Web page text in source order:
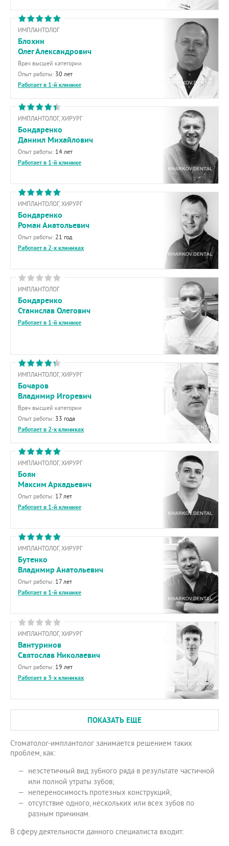
ИМПЛАНТОЛОГ
Блохин
Олег Александрович
Врач высшей категории
Опыт работы: 30 лет
Работает в 1-й клинике
ИМПЛАНТОЛОГ, ХИРУРГ
Бондаренко
Даниил Михайлович
Опыт работы: 14 лет
Работает в 1-й клинике
ИМПЛАНТОЛОГ, ХИРУРГ
Бондаренко
Роман Анатольевич
Опыт работы: 21 год
Работает в 2-х клиниках
ИМПЛАНТОЛОГ
Бондаренко
Станислав Олегович
Работает в 1-й клинике
ИМПЛАНТОЛОГ, ХИРУРГ
Бочаров
Владимир Игоревич
Врач высшей категории
Опыт работы: 33 года
Работает в 2-х клиниках
ИМПЛАНТОЛОГ, ХИРУРГ
Боян
Максим Аркадьевич
Опыт работы: 17 лет
Работает в 1-й клинике
ИМПЛАНТОЛОГ, ХИРУРГ
Бутенко
Владимир Анатольевич
Опыт работы: 17 лет
Работает в 1-й клинике
ИМПЛАНТОЛОГ, ХИРУРГ
Вантуринов
Святослав Николаевич
Опыт работы: 19 лет
Работает в 3-х клиниках
ПОКАЗАТЬ ЕЩЕ
Стоматолог-имплантолог занимается решением таких
проблем, как:
неэстетичный вид зубного ряда в результате частичной
или полной утраты зубов;
непереносимость протезных конструкций;
отсутствие одного, нескольких или всех зубов по
разным причинам.
В сферу деятельности данного специалиста входит: